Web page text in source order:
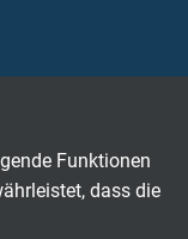
Funktionen
dass die
poligem Lemo
4-poligem